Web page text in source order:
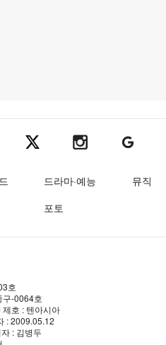
아 페이스북
텐아시아 엑스텐아시아 인스타그램
텐아시아
드라마·예능
뮤직
포토
호
구-0064호
제호 : 텐아시아
: 2009.05.12
: 김병두